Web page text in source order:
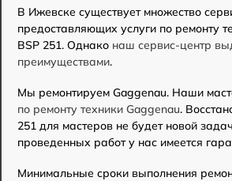
В Ижевске существует множество
предоставляющих услуги по ремонту
BSP 251. Однако наш сервис-центр
преимуществами.
Мы ремонтируем Gaggenau. Наши
по ремонту техники Gaggenau.
251 для мастеров не будет новой
проведенных работ у нас имеется
Минимальные сроки выполнения